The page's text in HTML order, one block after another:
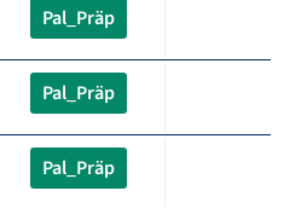
Pal_Präp
Pal_Präp
Pal_Präp